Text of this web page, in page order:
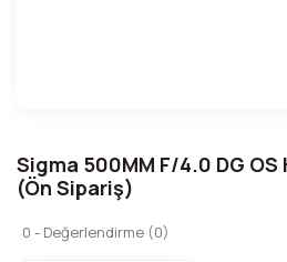
Sigma 500MM F/4.0 DG OS
(Ön Sipariş)
0 - Değerlendirme (0)